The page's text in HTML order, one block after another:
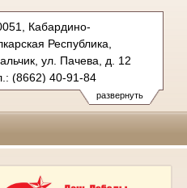
развернуть
Кабардино-
Республика,
ул. Пачева, д. 12
(8662) 40-91-84